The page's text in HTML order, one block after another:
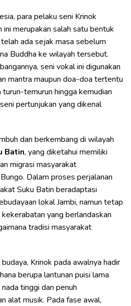
para pelaku seni Krinok
merupakan salah satu bentuk
ada sejak masa sebelum
Buddha ke wilayah tersebut.
seni vokal ini digunakan
mantra maupun doa-doa tertentu
temurun hingga kemudian
pertunjukan yang dikenal
dan berkembang di wilayah
Batin, yang diketahui memiliki
migrasi masyarakat
Dalam proses perjalanan
Suku Batin beradaptasi
lokal Jambi, namun tetap
yang berlandaskan
tradisi masyarakat
Krinok pada awalnya hadir
berupa lantunan puisi lama
tinggi dan penuh
alat musik. Pada fase awal,